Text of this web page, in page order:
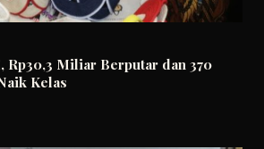
Rp30,3 Miliar Berputar dan 370
Kelas